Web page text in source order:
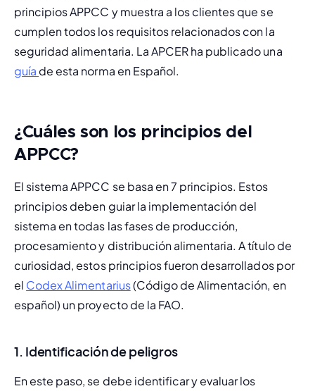
principios APPCC y muestra a los clientes que se
cumplen todos los requisitos relacionados con la
guía de esta norma en Español.
¿Cuáles son los principios del
APPCC?
El sistema APPCC se basa en 7 principios. Estos
principios deben guiar la implementación del
sistema en todas las fases de producción,
procesamiento y distribución alimentaria. A título de
curiosidad, estos principios fueron desarrollados por
el Codex Alimentarius (Código de Alimentación, en
español) un proyecto de la FAO.
1. Identificación de peligros
En este paso, se debe identificar y evaluar los